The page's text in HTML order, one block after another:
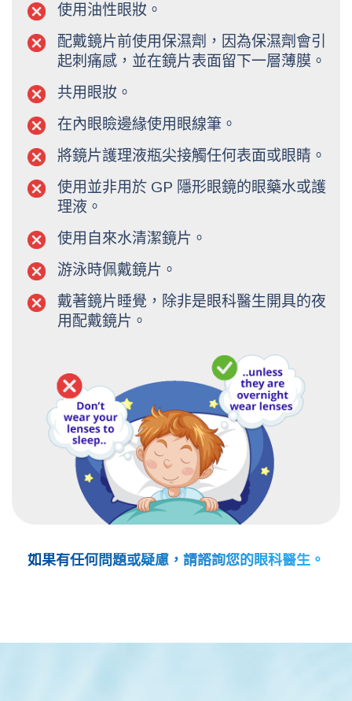
使用油性眼妝。
配戴鏡片前使用保濕劑，因為保濕劑會引
起刺痛感，並在鏡片表面留下一層薄膜。
共用眼妝。
在內眼瞼邊緣使用眼線筆。
將鏡片護理液瓶尖接觸任何表面或眼睛。
使用並非用於 GP 隱形眼鏡的眼藥水或護
理液。
使用自來水清潔鏡片。
游泳時佩戴鏡片。
戴著鏡片睡覺，除非是眼科醫生開具的夜
用配戴鏡片。
如果有任何問題或疑慮，請諮詢您的眼科醫生。